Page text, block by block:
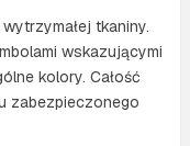
tkaniny.
wskazującymi
kolory. Całość
zabezpieczonego